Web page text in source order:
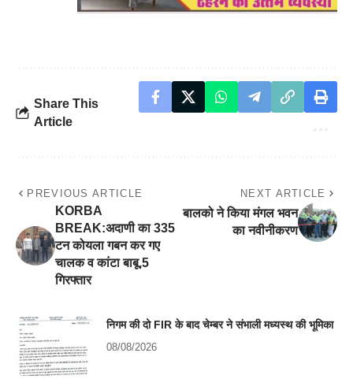
Share This
Article
PREVIOUS ARTICLE
KORBA
BREAK:अदाणी का 335
टन कोयला गबन कर गए
चालक व कांटा बाबू,5
गिरफ्तार
NEXT ARTICLE
बालको ने किया मंगल भवन
का नवीनीकरण
निगम की दो FIR के बाद चेम्बर ने संभाली मध्यस्थ की भूमिका
08/08/2026